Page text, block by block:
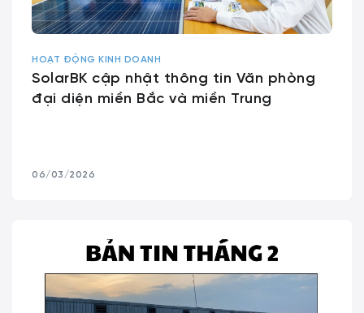
HOẠT ĐỘNG KINH DOANH
SolarBK cập nhật thông tin Văn phòng
đại diện miền Bắc và miền Trung
06/03/2026